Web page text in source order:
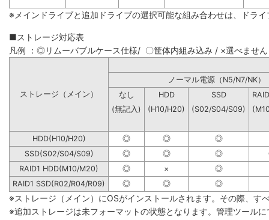
※メインドライブと追加ドライブの選択可能な組み合わせは、ドラ
■ストレージ対応表
凡例 ：◎リムーバブルケース仕様/ 〇筐体内組み込み / ×選べません
ノーマル電源（N5/
ストレージ（メイン）
なし HDD SSD
(無記入)
(H10/H20) (S02/S04/S09)
HDD(H10/H20) ◎ ◎
◎
SSD(S02/S04/S09)
◎ ◎ ◎
RAID1 HDD(M10/M20)
◎ ×
◎
RAID1 SSD(R02/R04/R09)
◎ ◎ ◎
※ストレージ（メイン）にOSがインストールされます。その際、す
※追加ストレージは未フォーマットの状態となります。管理ツール